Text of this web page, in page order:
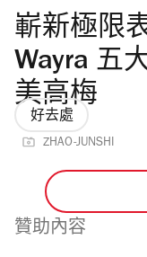
嶄新極限
Wayra 五
美高梅
好去處
ZHAO-JUNSHI
贊助內容